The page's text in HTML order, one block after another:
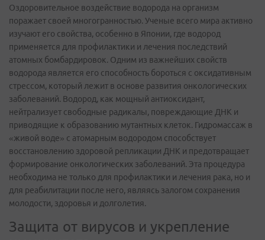
Оздоровительное воздействие водорода на организм
поражает своей многогранностью. Ученые всего мира активно
изучают его свойства, особенно в Японии, где водород
применяется для профилактики и лечения последствий
атомных бомбардировок. Одним из важнейших свойств
водорода является его способность бороться с оксидативным
стрессом, который лежит в основе развития онкологических
заболеваний. Водород, как мощный антиоксидант,
нейтрализует свободные радикалы, повреждающие ДНК и
приводящие к образованию мутантных клеток. Гидромассаж в
«живой воде» с атомарным водородом способствует
восстановлению здоровой репликации ДНК и предотвращает
формирование онкологических заболеваний. Эта процедура
необходима не только для профилактики и лечения рака, но и
для реабилитации после него, являясь залогом сохранения
молодости, здоровья и долголетия.
Защита от вирусов и укрепление